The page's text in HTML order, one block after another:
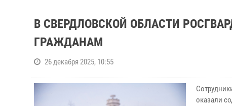
В СВЕРДЛОВСКОЙ ОБЛАСТИ
ГРАЖДАНАМ
26 декабря 2025, 10:55
оказали